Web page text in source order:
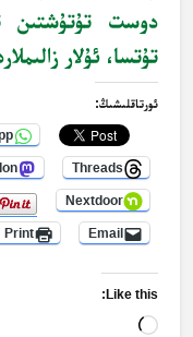
دوست تۇتۇشتىن
تۇتسا، ئۇلار
ئورتاقلىشىڭ:
Threads
Nextdoor
Email
Print
Like this:
Loading…